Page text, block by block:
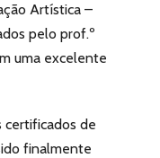
Artística –
pelo prof.º
uma excelente
certificados de
finalmente